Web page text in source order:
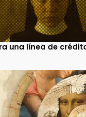
una línea de